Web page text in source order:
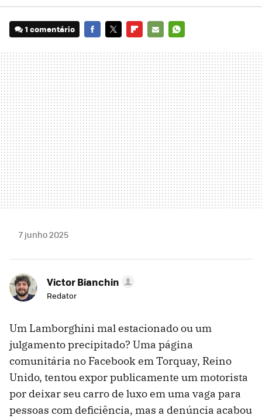
1 comentário
MAIL
7 junho 2025
Victor Bianchin
Redator
Um Lamborghini mal estacionado ou um
julgamento precipitado? Uma página
comunitária no Facebook em Torquay, Reino
Unido, tentou expor publicamente um motorista
por deixar seu carro de luxo em uma vaga para
pessoas com deficiência, mas a denúncia acabou